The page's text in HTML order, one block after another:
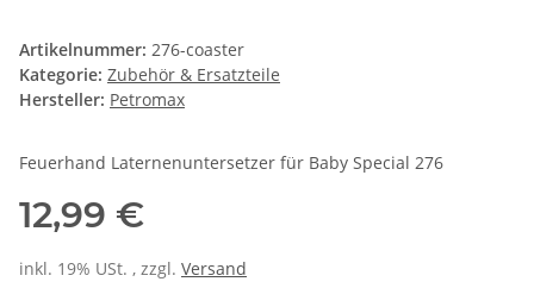
Artikelnummer: 276-coaster
Kategorie: Zubehör & Ersatzteile
Hersteller: Petromax
Feuerhand Laternenuntersetzer für Baby Special 276
12,99 €
inkl. 19% USt. , zzgl. Versand